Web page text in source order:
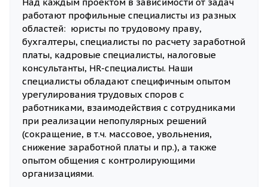
работают профильные специалисты из разных
областей: юристы по трудовому праву,
бухгалтеры, специалисты по расчету заработной
платы, кадровые специалисты, налоговые
консультанты, HR-специалисты. Наши
специалисты обладают специфичным опытом
урегулирования трудовых споров с
работниками, взаимодействия с сотрудниками
при реализации непопулярных решений
(сокращение, в т.ч. массовое, увольнения,
снижение заработной платы и пр.), а также
опытом общения с контролирующими
организациями.